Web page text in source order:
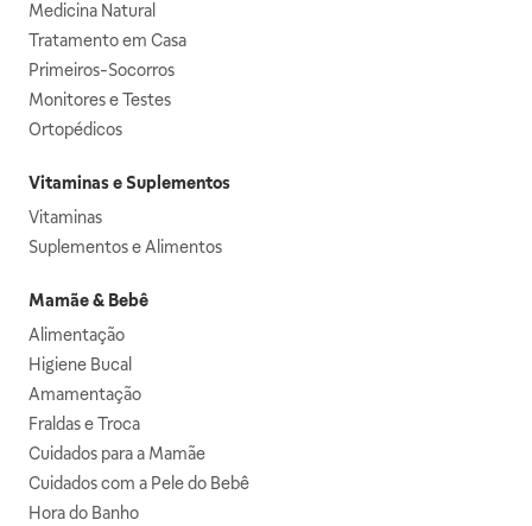
Medicina Natural
Tratamento em Casa
Primeiros-Socorros
Monitores e Testes
Ortopédicos
Vitaminas e Suplementos
Vitaminas
Suplementos e Alimentos
Mamãe & Bebê
Alimentação
Higiene Bucal
Amamentação
Fraldas e Troca
Cuidados para a Mamãe
Cuidados com a Pele do Bebê
Hora do Banho